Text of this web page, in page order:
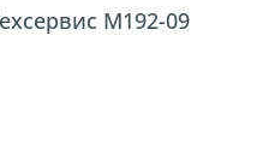
М192-09